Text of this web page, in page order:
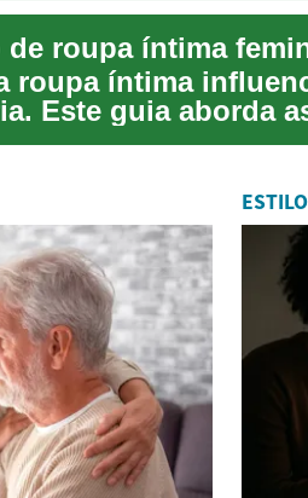
de roupa íntima
roupa íntima
Este guia aborda